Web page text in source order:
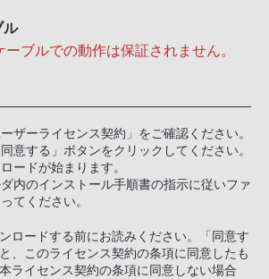
ル
ブルでの動作は保証されません。
ザーライセンス契約」をご確認ください。
意する」ボタンをクリックしてください。
ードが始まります。
内のインストール手順書の指示に従いファ
てください。
ロードする前にお読みください。「同意す
、このライセンス契約の条項に同意したも
ライセンス契約の条項に同意しない場合